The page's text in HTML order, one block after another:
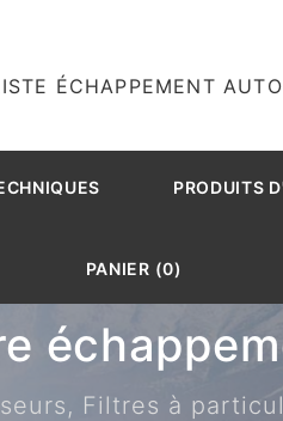
ÉCHAPPEMENT
PRODUITS
PANIER (0)
Filtres à